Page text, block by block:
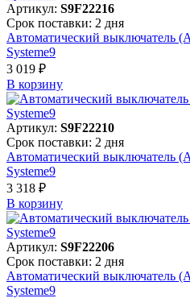
Артикул: S9F22216
Срок поставки: 2 дня
Автоматический выключатель
Systeme9
3 019 ₽
В корзинy
Артикул: S9F22210
Срок поставки: 2 дня
Автоматический выключатель
Systeme9
3 318 ₽
В корзинy
Артикул: S9F22206
Срок поставки: 2 дня
Автоматический выключатель
Systeme9